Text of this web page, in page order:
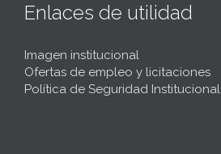
Enlaces de utilidad
Imagen institucional
Ofertas de empleo y licitaciones
Política de Seguridad Institucional